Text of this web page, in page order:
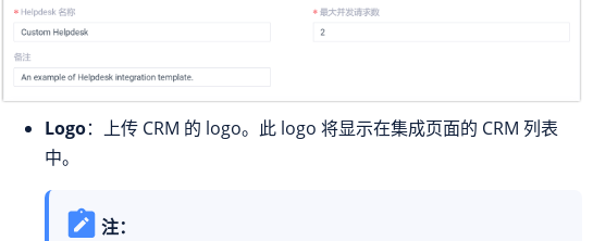
Logo：上传 CRM 的 logo。此 logo 将显示在集成页面的 CRM 列表
中。
注：